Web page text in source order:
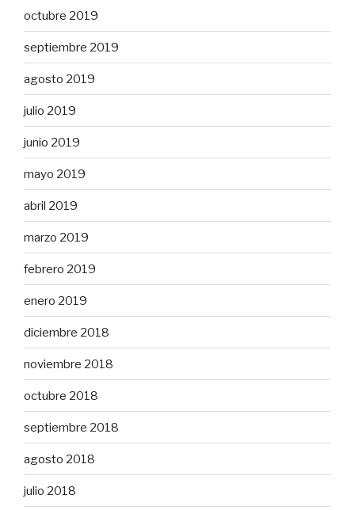
octubre 2019
septiembre 2019
agosto 2019
julio 2019
junio 2019
mayo 2019
abril 2019
marzo 2019
febrero 2019
enero 2019
diciembre 2018
noviembre 2018
octubre 2018
septiembre 2018
agosto 2018
julio 2018